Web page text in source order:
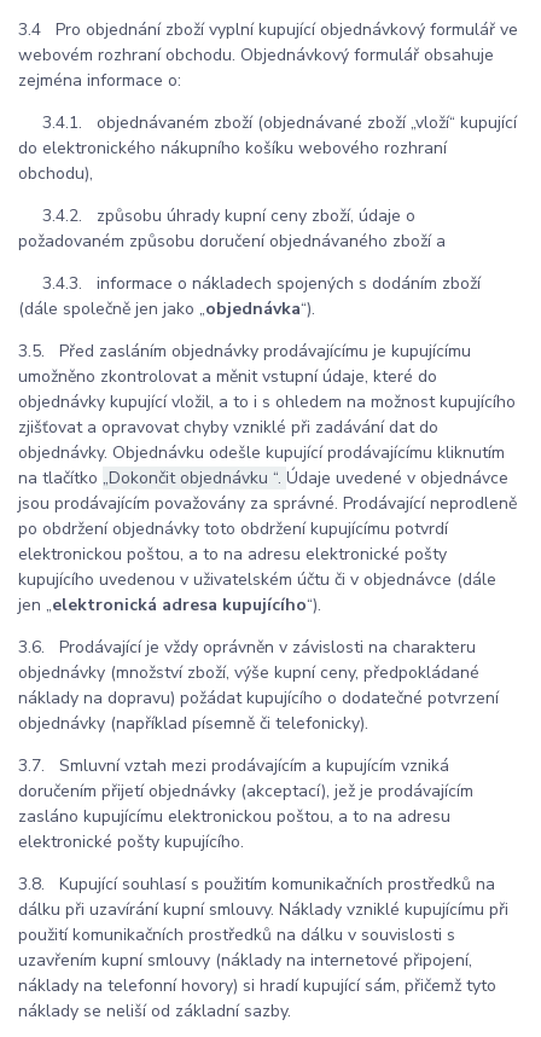
3.4 Pro objednání zboží vyplní kupující objednávkový formulář ve
webovém rozhraní obchodu. Objednávkový formulář obsahuje
zejména informace o:
3.4.1. objednávaném zboží (objednávané zboží „vloží“ kupující
do elektronického nákupního košíku webového rozhraní
obchodu),
3.4.2. způsobu úhrady kupní ceny zboží, údaje o
požadovaném způsobu doručení objednávaného zboží a
3.4.3. informace o nákladech spojených s dodáním zboží
(dále společně jen jako „objednávka“).
3.5. Před zasláním objednávky prodávajícímu je kupujícímu
umožněno zkontrolovat a měnit vstupní údaje, které do
objednávky kupující vložil, a to i s ohledem na možnost kupujícího
zjišťovat a opravovat chyby vzniklé při zadávání dat do
objednávky. Objednávku odešle kupující prodávajícímu kliknutím
na tlačítko „Dokončit objednávku “. Údaje uvedené v objednávce
jsou prodávajícím považovány za správné. Prodávající neprodleně
po obdržení objednávky toto obdržení kupujícímu potvrdí
elektronickou poštou, a to na adresu elektronické pošty
kupujícího uvedenou v uživatelském účtu či v objednávce (dále
jen „elektronická adresa kupujícího“).
3.6. Prodávající je vždy oprávněn v závislosti na charakteru
objednávky (množství zboží, výše kupní ceny, předpokládané
náklady na dopravu) požádat kupujícího o dodatečné potvrzení
objednávky (například písemně či telefonicky).
3.7. Smluvní vztah mezi prodávajícím a kupujícím vzniká
doručením přijetí objednávky (akceptací), jež je prodávajícím
zasláno kupujícímu elektronickou poštou, a to na adresu
elektronické pošty kupujícího.
3.8. Kupující souhlasí s použitím komunikačních prostředků na
dálku při uzavírání kupní smlouvy. Náklady vzniklé kupujícímu při
použití komunikačních prostředků na dálku v souvislosti s
uzavřením kupní smlouvy (náklady na internetové připojení,
náklady na telefonní hovory) si hradí kupující sám, přičemž tyto
náklady se neliší od základní sazby.